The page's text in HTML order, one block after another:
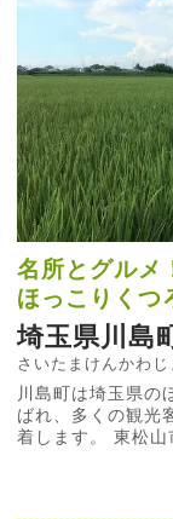
名所とグルメ
ほっこりくつ
埼玉県川島
さいたまけんかわじ
川島町は埼玉県の
ばれ、多くの観光
着します。 東松山